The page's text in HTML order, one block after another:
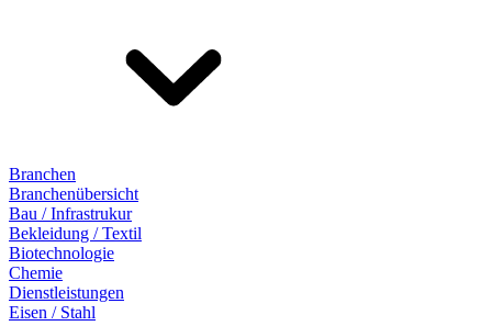
Branchen
Branchenübersicht
Bau / Infrastrukur
Bekleidung / Textil
Biotechnologie
Chemie
Dienstleistungen
Eisen / Stahl